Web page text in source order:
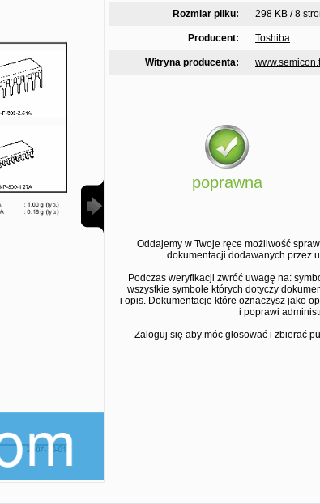
Rozmiar pliku: 298 KB / 8
Producent: Toshiba
Witryna producenta:
poprawna
Oddajemy w Twoje ręce możliwość
dokumentacji dodawanych przez
Podczas weryfikacji zwróć uwagę na:
wszystkie symbole których dotyczy
i opis. Dokumentacje które oznaczysz jako
i poprawi
Zaloguj się aby móc głosować i zbierać